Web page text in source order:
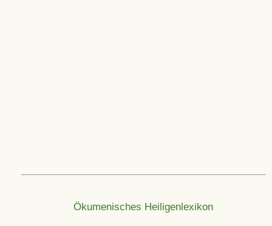
Ökumenisches Heiligenlexikon